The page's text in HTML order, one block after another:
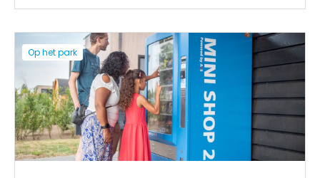
Op het park